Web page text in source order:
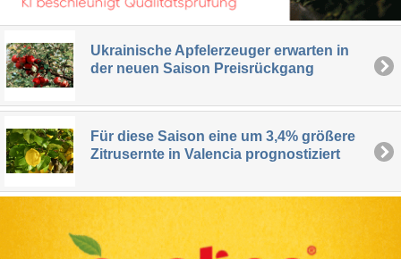
Ukrainische Apfelerzeuger erwarten in
der neuen Saison Preisrückgang
Für diese Saison eine um 3,4% größere
Zitrusernte in Valencia prognostiziert